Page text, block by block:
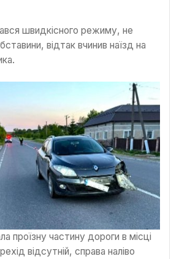
швидкісного режиму, не
відтак вчинив наїзд на
проїзну частину дороги в місці
відсутній, справа наліво